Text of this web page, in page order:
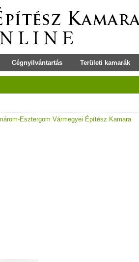
Cégnyilvántartás Területi kamarák
Esztergom Vármegyei Építész Kamara